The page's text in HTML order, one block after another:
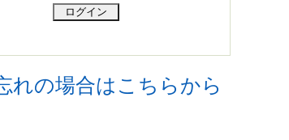
れの場合はこちらから